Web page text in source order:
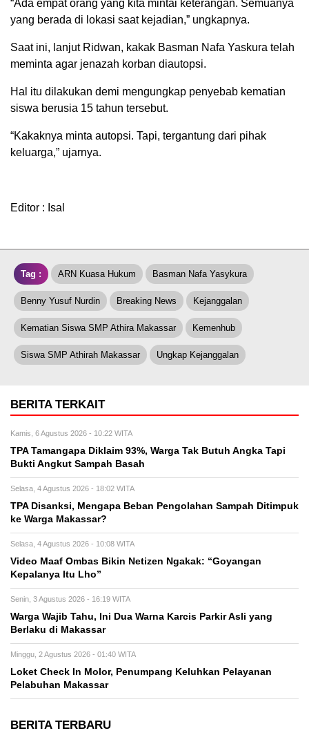
“Ada empat orang yang kita mintai keterangan. Semuanya
yang berada di lokasi saat kejadian,” ungkapnya.
Saat ini, lanjut Ridwan, kakak Basman Nafa Yaskura telah
meminta agar jenazah korban diautopsi.
Hal itu dilakukan demi mengungkap penyebab kematian
siswa berusia 15 tahun tersebut.
“Kakaknya minta autopsi. Tapi, tergantung dari pihak
keluarga,” ujarnya.
Editor : Isal
Tag : ARN Kuasa Hukum Basman Nafa Yasykura
Benny Yusuf Nurdin Breaking News Kejanggalan
Kematian Siswa SMP Athira Makassar Kemenhub
Siswa SMP Athirah Makassar Ungkap Kejanggalan
BERITA TERKAIT
Kamis, 6 Agustus 2026 - 10:22 WITA
TPA Tamangapa Diklaim 93%, Warga Tak Butuh Angka Tapi
Bukti Angkut Sampah Basah
Selasa, 4 Agustus 2026 - 18:02 WITA
TPA Disanksi, Mengapa Beban Pengolahan Sampah Ditimpuk
ke Warga Makassar?
Selasa, 4 Agustus 2026 - 10:08 WITA
Video Maaf Ombas Bikin Netizen Ngakak: “Goyangan
Kepalanya Itu Lho”
Senin, 3 Agustus 2026 - 16:19 WITA
Warga Wajib Tahu, Ini Dua Warna Karcis Parkir Asli yang
Berlaku di Makassar
Minggu, 2 Agustus 2026 - 01:40 WITA
Loket Check In Molor, Penumpang Keluhkan Pelayanan
Pelabuhan Makassar
BERITA TERBARU